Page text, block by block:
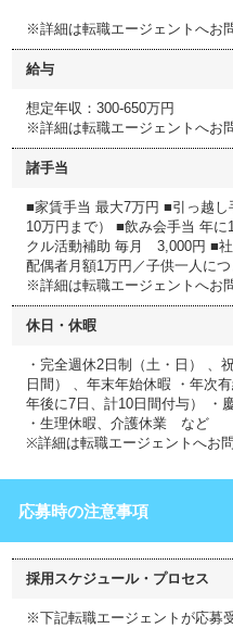
※詳細は転職エージェントへお
給与
想定年収：300-650万円
※詳細は転職エージェントへお
諸手当
■家賃手当 最大7万円 ■引っ越
10万円まで） ■飲み会手当 年
クル活動補助 毎月 3,000円 ■
配偶者月額1万円／子供一人に
※詳細は転職エージェントへお
休日・休暇
・完全週休2日制（土・日） 、
日間） 、年末年始休暇 ・年次
年後に7日、計10日間付与） ・
・生理休暇、介護休業 など
※詳細は転職エージェントへお
応募時の注意事項
採用スケジュール・プロセス
※下記転職エージェントが応募